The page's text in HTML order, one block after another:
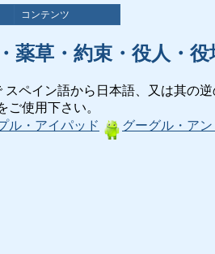
コンテンツ
薬草・約束・役人・
ペイン語から日本語、又は其の
ご使用下さい。
ル・アイパッド グーグル・ア